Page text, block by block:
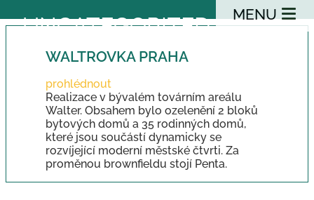
MENU
UNCATEGORIZED
WALTROVKA PRAHA
prohlédnout
Realizace v bývalém továrním areálu
Walter. Obsahem bylo ozelenění 2 bloků
bytových domů a 35 rodinných domů,
které jsou součástí dynamicky se
rozvíjející moderní městské čtvrti. Za
proměnou brownfieldu stojí Penta.